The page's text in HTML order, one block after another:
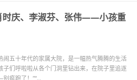
时庆、李淑芬、张伟——小孩重
五十年代的家属大院，是一幅热气腾腾的生活
们呼啦啦从各个门洞里钻出来，在院子里追逐
疯跑了！”“...